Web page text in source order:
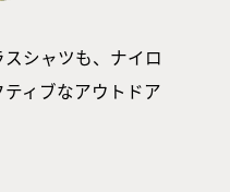
シャツも、ナイロ
ィブなアウトドア